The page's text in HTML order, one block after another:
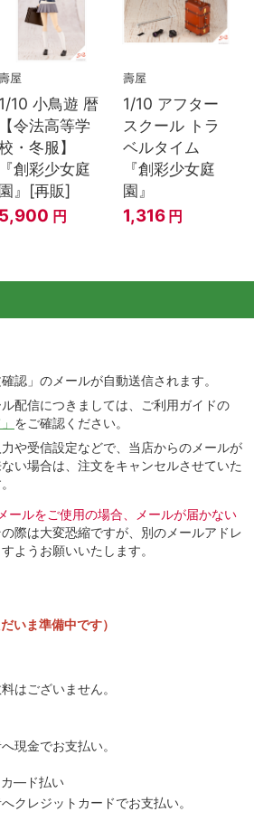
屋
1/10 小鳥遊 暦
【令法高等学
・冬服】
『創彩少女庭
園』[再販]
5,900 円
壽屋
1/10 アフター
スクール トラ
ベルタイム
『創彩少女庭
園』
1,316 円
認」のメールが自動送信されます。
配信につきましては、ご利用ガイドの
をご確認ください。
や受信設定などで、当店からのメールが
い場合は、注文をキャンセルさせていた
ールをご使用の場合、メールが届かない
の際は大変恐縮ですが、別のメールアドレ
ようお願いいたします。
だいま準備中です）
はございません。
現金でお支払い。
―ド払い
クレジットカードでお支払い。